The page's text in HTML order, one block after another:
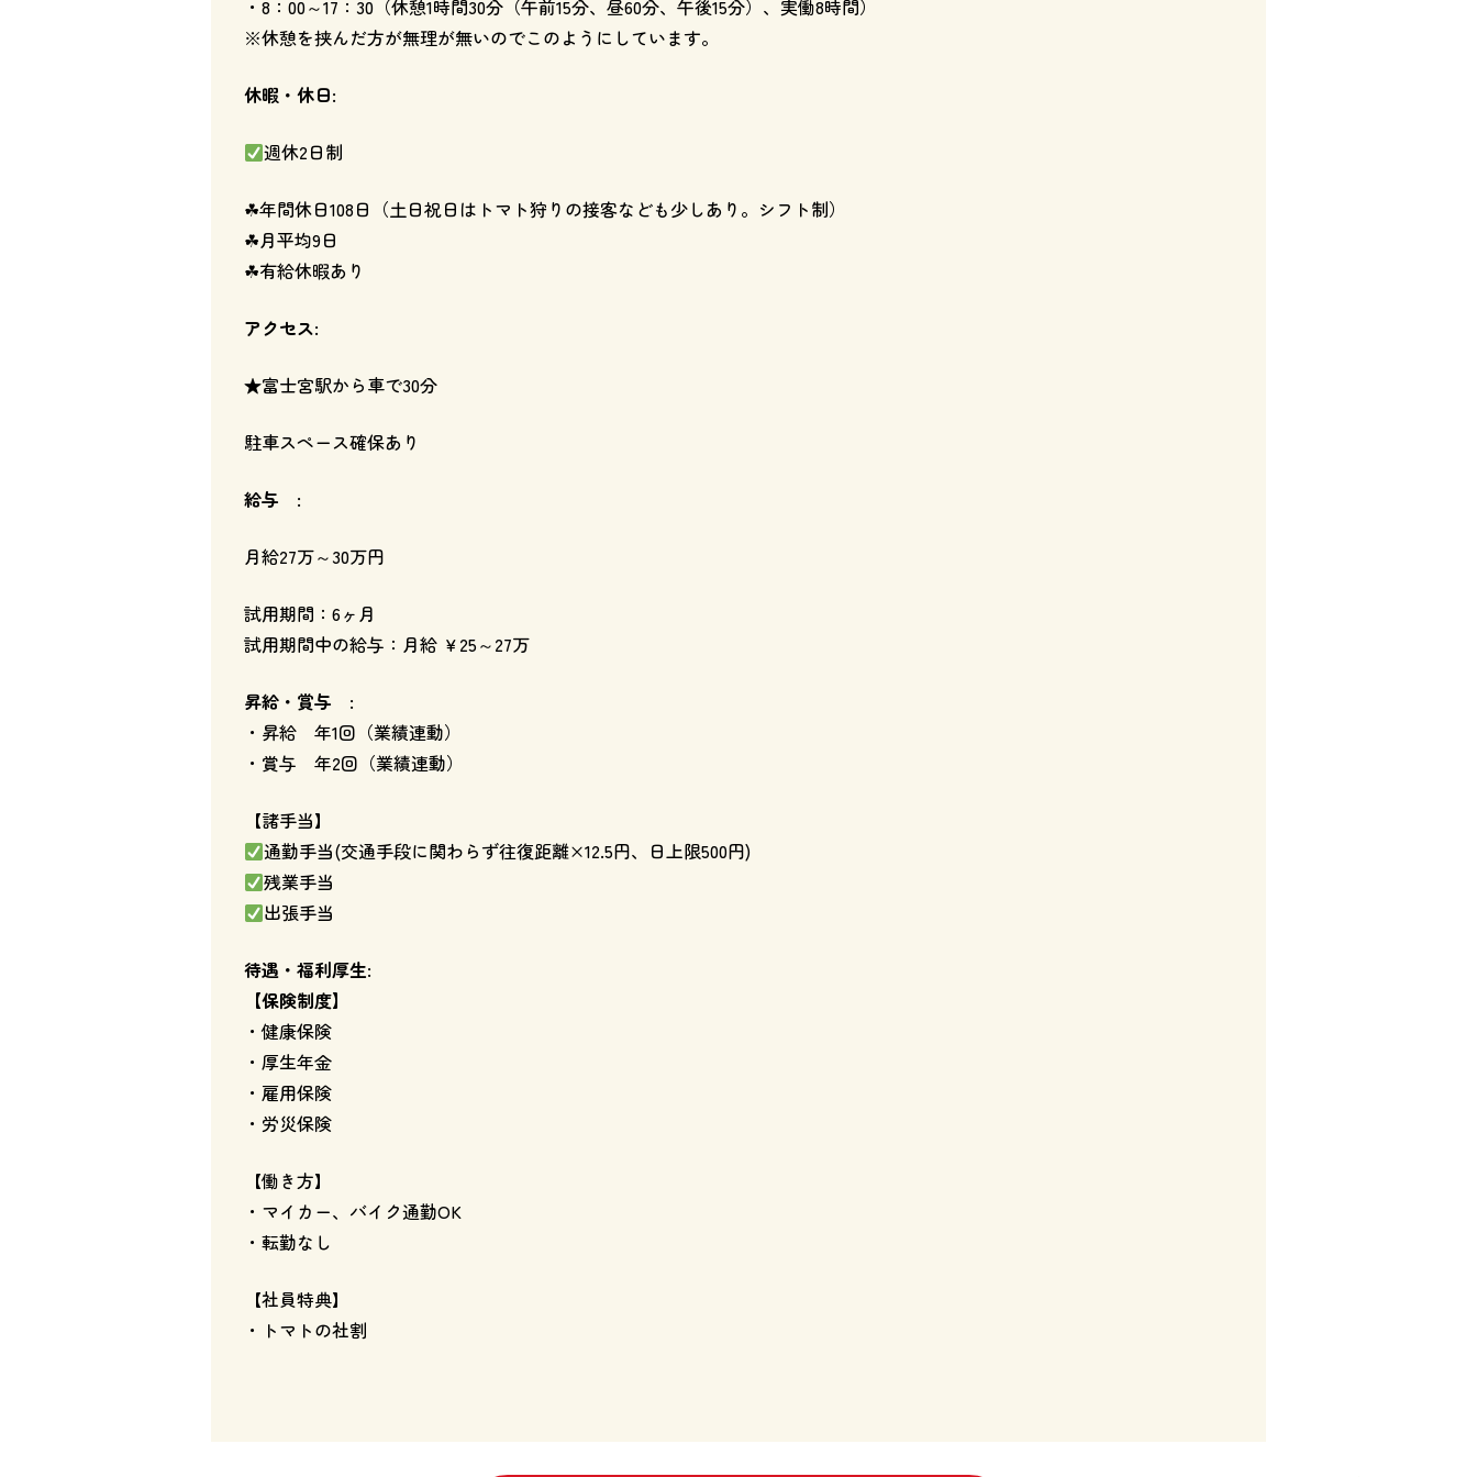
・8：00～17：30（休憩1時間30分（午前15分、昼60分、午後15分）、実働8時間）
※休憩を挟んだ方が無理が無いのでこのようにしています。
休暇・休日:
週休2日制
☘年間休日108日（土日祝日はトマト狩りの接客なども少しあり。シフト制）
☘月平均9日
☘有給休暇あり
アクセス:
★富士宮駅から車で30分
駐車スペース確保あり
給与 :
月給27万～30万円
試用期間：6ヶ月
試用期間中の給与：月給 ￥25～27万
昇給・賞与 :
・昇給 年1回（業績連動）
・賞与 年2回（業績連動）
【諸手当】
通勤手当(交通手段に関わらず往復距離×12.5円、日上限500円)
残業手当
出張手当
待遇・福利厚生:
【保険制度】
・健康保険
・厚生年金
・雇用保険
・労災保険
【働き方】
・マイカー、バイク通勤OK
・転勤なし
【社員特典】
・トマトの社割